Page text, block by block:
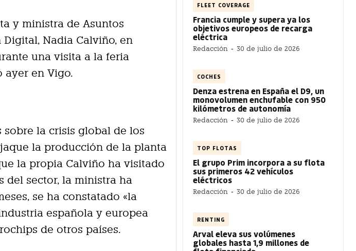
y ministra de Asuntos
Nadia Calviño, en
una visita a la feria
ayer en Vigo.
la crisis global de los
la producción de la planta
la propia Calviño ha visitado
del sector, la ministra ha
se ha constatado «la
española y europea
de otros países.
FLEET COVERAGE
Francia cumple y supera ya los
objetivos europeos de recarga
eléctrica
Redacción - 30 de julio de 2026
COCHES
Denza estrena en España el D9, un
monovolumen enchufable con 950
kilómetros de autonomía
Redacción - 30 de julio de 2026
TOP FLOTAS
El grupo Prim incorpora a su flota
sus primeros 42 vehículos
eléctricos
Redacción - 30 de julio de 2026
RENTING
Arval eleva sus volúmenes
globales hasta 1,9 millones de